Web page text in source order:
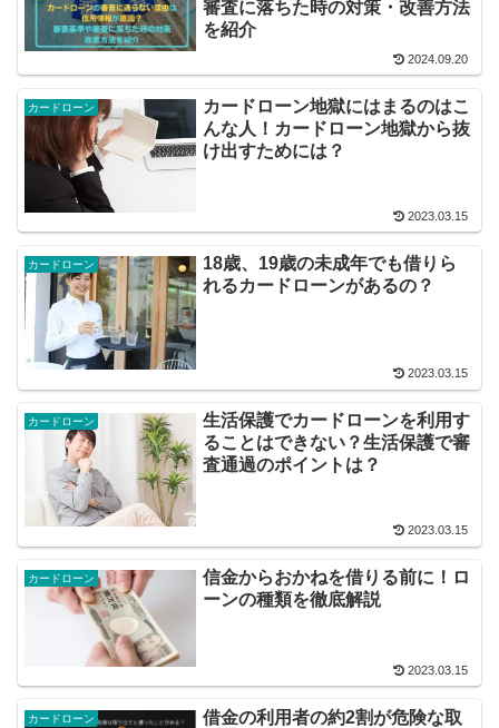
審査に落ちた時の対策・改善方法
を紹介
2024.09.20
カードローン
カードローン地獄にはまるのはこ
んな人！カードローン地獄から抜
け出すためには？
2023.03.15
カードローン
18歳、19歳の未成年でも借りら
れるカードローンがあるの？
2023.03.15
カードローン
生活保護でカードローンを利用す
ることはできない？生活保護で審
査通過のポイントは？
2023.03.15
カードローン
信金からおかねを借りる前に！ロ
ーンの種類を徹底解説
2023.03.15
カードローン
借金の利用者の約2割が危険な取